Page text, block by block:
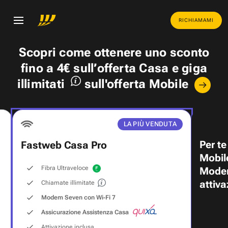
RICHIAMAMI
Scopri come ottenere uno sconto
fino a 4€ sull’offerta Casa egiga
illimitati
sull'offerta Mobile
LA PIÙ VENDUTA
Fastweb Casa Pro
Fibra Ultraveloce
Chiamate illimitate
Modem Seven con Wi‑Fi 7
Assicurazione Assistenza Casa
Per